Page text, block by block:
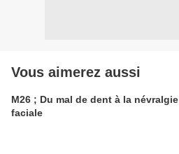
Vous aimerez aussi
M26 ; Du mal de dent à la névralgie
faciale